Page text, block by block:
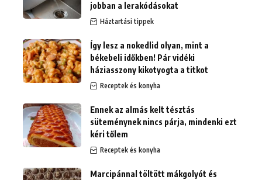
jobban a lerakódásokat
Háztartási tippek
Így lesz a nokedlid olyan, mint a
békebeli időkben! Pár vidéki
háziasszony kikotyogta a titkot
Receptek és konyha
Ennek az almás kelt tésztás
süteménynek nincs párja, mindenki ezt
kéri tőlem
Receptek és konyha
Marcipánnal töltött mákgolyót és